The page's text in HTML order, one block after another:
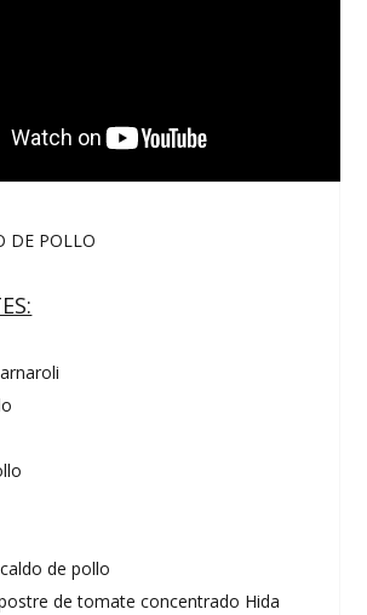
DE POLLO
de pollo
de tomate concentrado Hida